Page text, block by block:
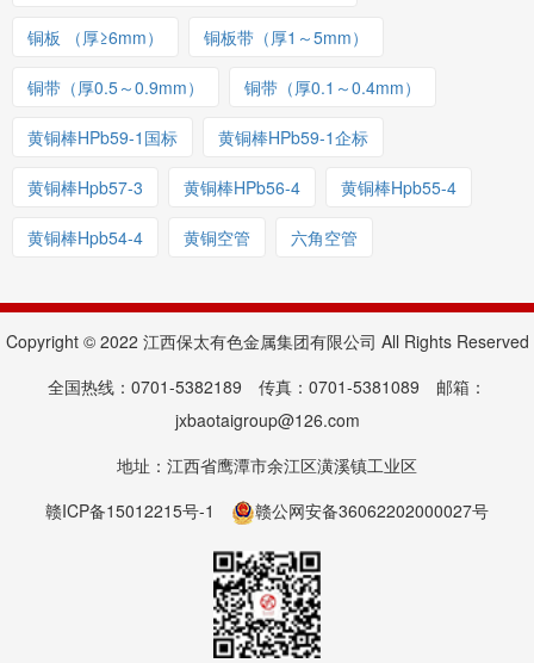
铜板 （厚≥6mm） 铜板带（厚1～5mm）
铜带（厚0.5～0.9mm） 铜带（厚0.1～0.4mm）
黄铜棒HPb59-1国标 黄铜棒HPb59-1企标
黄铜棒Hpb57-3 黄铜棒HPb56-4 黄铜棒Hpb55-4
黄铜棒Hpb54-4 黄铜空管 六角空管
Copyright © 2022 江西保太有色金属集团有限公司 All Rights Reserved
全国热线：0701-5382189 传真：0701-5381089 邮箱：
jxbaotaigroup@126.com
地址：江西省鹰潭市余江区潢溪镇工业区
赣ICP备15012215号-1
赣公网安备36062202000027号